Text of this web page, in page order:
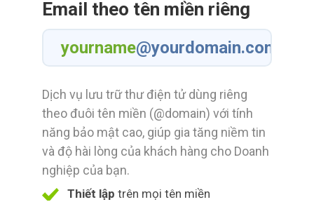
Email theo tên miền riêng
yourname@yourdomain.com
Dịch vụ lưu trữ thư điện tử dùng riêng
theo đuôi tên miền (@domain) với tính
năng bảo mật cao, giúp gia tăng niềm tin
và độ hài lòng của khách hàng cho Doanh
nghiệp của bạn.
Thiết lập trên mọi tên miền